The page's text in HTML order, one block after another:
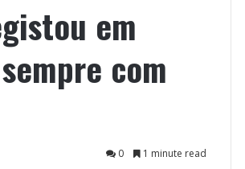
em
com
0
1 minute read